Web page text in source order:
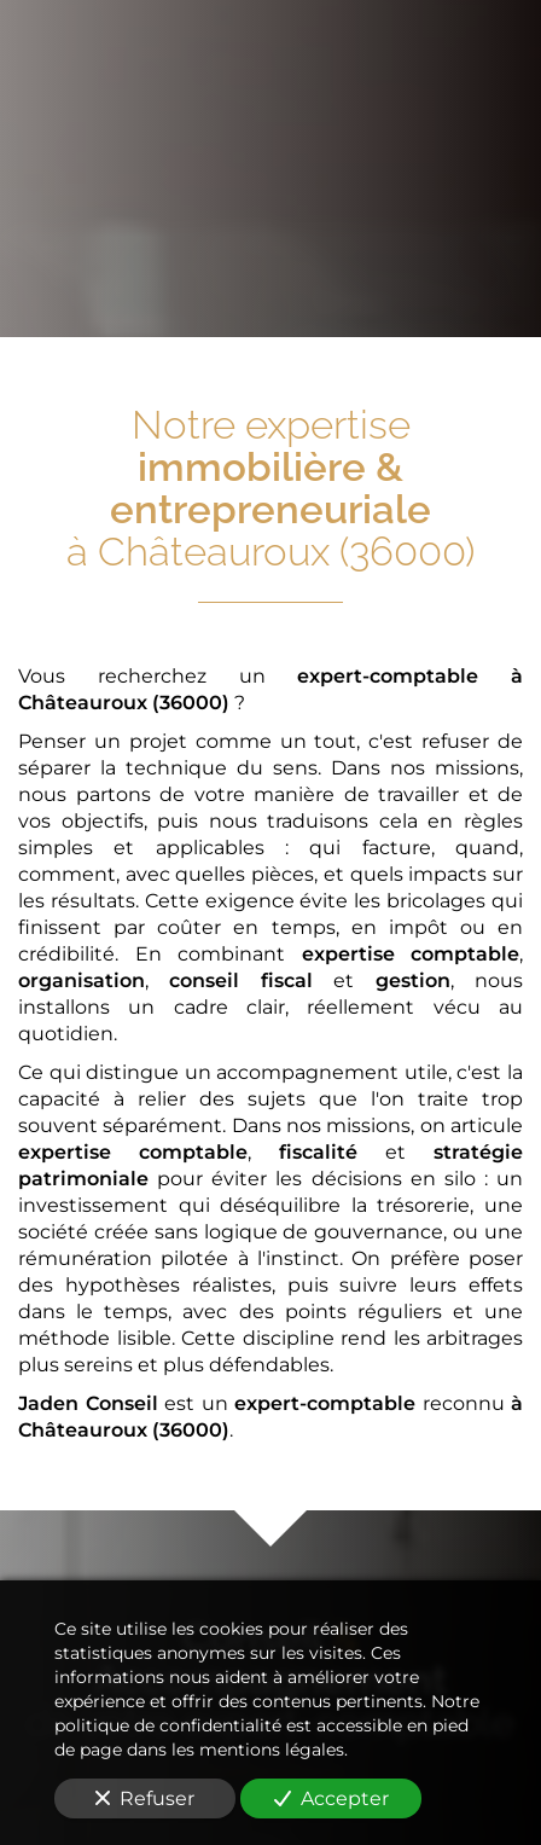
Notre expertise
immobilière &
entrepreneuriale
à Châteauroux (36000)
Vous recherchez unexpert-comptable
à
Châteauroux (36000) ?
Penser un projet comme un tout, c'est refuser de
séparer la technique du sens. Dans nos missions,
nous partons de votre manière de travailler et de
vos objectifs, puis nous traduisons cela en règles
simples et applicables : qui facture, quand,
comment, avec quelles pièces, et quels impacts sur
les résultats. Cette exigence évite les bricolages qui
finissent par coûter en temps, en impôt ou en
crédibilité. En combinant expertise comptable,
organisation,conseil fiscal et gestion, nous
installons un cadre clair, réellement vécu au
quotidien.
Ce qui distingue un accompagnement utile, c'est la
capacité à relier des sujets que l'on traite trop
souvent séparément. Dans nos missions, on articule
expertise comptable, fiscalité et stratégie
patrimoniale pour éviter les décisions en silo : un
investissement qui déséquilibre la trésorerie, une
société créée sans logique de gouvernance, ou une
rémunération pilotée à l'instinct. On préfère poser
des hypothèses réalistes, puis suivre leurs effets
dans le temps, avec des points réguliers et une
méthode lisible. Cette discipline rend les arbitrages
plus sereins et plus défendables.
Jaden Conseil est un expert-comptable reconnu à
Châteauroux (36000).
Conseil&
Accompagnement
de votreexpert-comptable
Ce site utilise les cookies pour réaliser des
statistiques anonymes sur les visites. Ces
informations nous aident à améliorer votre
expérience et offrir des contenus pertinents. Notre
politique de confidentialité est accessible en pied
de page dans les mentions légales.
Refuser Accepter